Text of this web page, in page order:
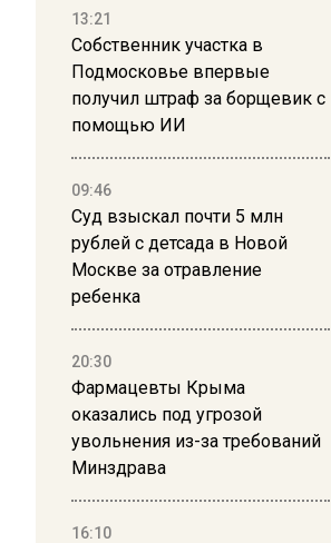
13:21
Собственник участка в
Подмосковье впервые
получил штраф за борщевик с
помощью ИИ
09:46
Суд взыскал почти 5 млн
рублей с детсада в Новой
Москве за отравление
ребенка
20:30
Фармацевты Крыма
оказались под угрозой
увольнения из-за требований
Минздрава
16:10